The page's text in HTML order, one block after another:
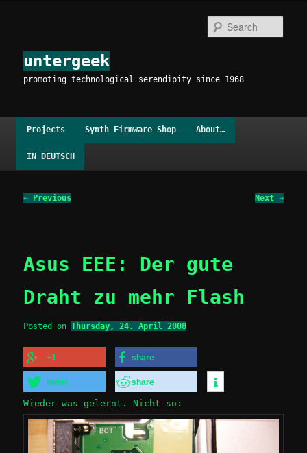
content
untergeek
promoting technological serendipity since 1968
Projects Synth Firmware Shop About…
IN DEUTSCH
Post
← Previous Next →
Asus EEE: Der gute
Draht zu mehr Flash
Posted onThursday, 24. April 2008
+1 share
tweet share
Wieder was gelernt. Nicht so: